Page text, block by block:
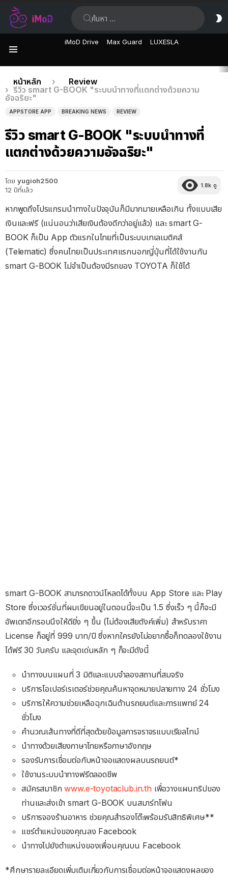
iMoD Drive Max Guard LUXESLA
เรื่อง
ล่าสุด
คุณอยู่ที่นี่:
หน้าหลัก
Review
รีวิว smart G-BOOK "ระบบนำทางที่แตกต่างด้วยความ
อัจฉริยะ"
APPSTORE APP BREAKING NEWS REVIEW
รีวิว smart G-BOOK "ระบบนำทางที่
แตกต่างด้วยความอัจฉริยะ"
โดย yugioh2500
12 ปีที่แล้ว
1.8k ดู
หากพูดถึงโปรแกรมนำทางในปัจจุบันก็มีมากมายเหลือเกิน ทั้งแบบเสีย
เงินและฟรี (แน่นอนว่าเสียเงินต้องดีกว่าอยู่แล้ว) และ smart G-
BOOK ก็เป็น App ตัวแรกในไทยที่เป็นระบบเทเลเมติคส์
(Telematic) ซึ่งคนไทยเป็นประเทศแรกนอกญี่ปุ่นที่ได้ใช้งานกัน
smart G-BOOK ไม่จำเป็นต้องมีรถของ TOYOTA ก็ใช้ได้
smart G-BOOK สามารถดาวน์โหลดได้ทั้งบน App Store และ Play
Store ซึ่งเวอร์ชั่นที่ผมเขียนอยู่ในตอนนี้จะเป็น 1.5 ซึ่งเร็ว ๆ นี้ก็จะมี
อัพเดทอีกรอบนึงให้ดียิ่ง ๆ ขึ้น (ไม่ต้องเสียตังค์เพิ่ม) สำหรับราคา
License ก็อยู่ที่ 999 บาท/ปี ซึ่งหากใครยังไม่อยากซื้อก็ทดลองใช้งาน
ได้ฟรี 30 วันครับ และจุดเด่นหลัก ๆ ก็จะมีดังนี้
นำทางบนแผนที่ 3 มิติและแบบจำลองสถานที่สมจริง
บริการโอเปอร์เรเตอร์ช่วยคุณค้นหาจุดหมายปลายทาง 24 ชั่วโมง
บริการให้ความช่วยเหลือฉุกเฉินด้านรถยนต์และการแพทย์ 24
ชั่วโมง
คำนวณเส้นทางที่ดีที่สุดด้วยข้อมูลการจราจรแบบเรียลไทม์
นำทางด้วยเสียงภาษาไทยหรือภาษาอังกฤษ
รองรับการเชื่อมต่อกับหน้าจอแสดงผลบนรถยนต์*
ใช้งานระบบนำทางฟรีตลอดชีพ
สมัครสมาชิกwww.e-toyotaclub.in.thเพื่อวางแผนทริปของ
ท่านและส่งเข้า smart G-BOOK บนสมาร์ทโฟน
บริการจองร้านอาหาร ช่วยคุณสำรองโต๊ะพร้อมรับสิทธิพิเศษ**
แชร์ตำแหน่งของคุณลง Facebook
นำทางไปยังตำแหน่งของเพื่อนคุณบน Facebook
*ศึกษารายละเอียดเพิ่มเติมเกี่ยวกับการเชื่อมต่อหน้าจอแสดงผลของ